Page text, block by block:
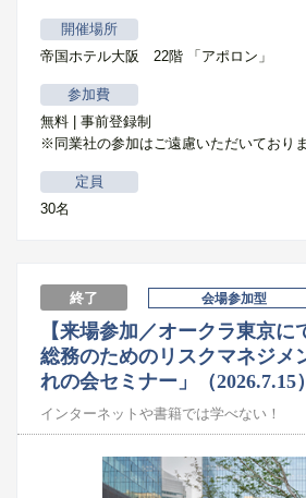
開催場所
帝国ホテル大阪 22階 「アポロン」
参加費
無料 | 事前登録制
※同業社の参加はご遠慮いただいておりま
定員
30名
終了 会場参加型
【来場参加／オークラ東京に
総務のためのリスクマネジメ
れの会セミナー」（2026.7.15）
インターネットや書籍では学べない！